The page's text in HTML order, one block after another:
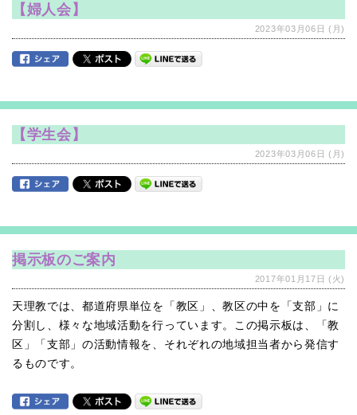
【婦人会】
2023年03月06日 (月)
【学生会】
2023年03月06日 (月)
掲示板のご案内
2017年01月17日 (火)
天理教では、都道府県単位を「教区」、教区の中を「支部」に
分割し、様々な地域活動を行っています。この掲示板は、「教
区」「支部」の活動情報を、それぞれの地域担当者から発信す
るものです。